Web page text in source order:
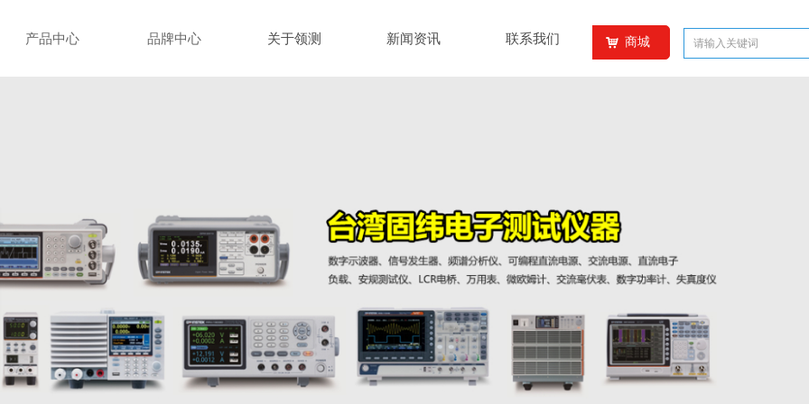
낙 商城
关于领测 新闻资讯 联系我们
产品中心 品牌中心